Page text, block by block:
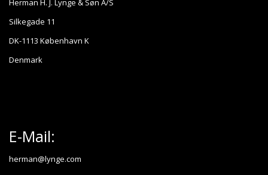
Herman H. J. Lynge & Søn A/S
Silkegade 11
DK-1113 København K
Denmark
E-Mail:
herman@lynge.com